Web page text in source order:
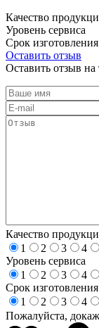
Качество
Уровень сервиса
Срок изготовления
Оставить отзыв
Оставить отзыв
Качество
1
2 3 4
Уровень сервиса
1
2 3 4
Срок изготовления
1
2 3 4
Пожалуйста,